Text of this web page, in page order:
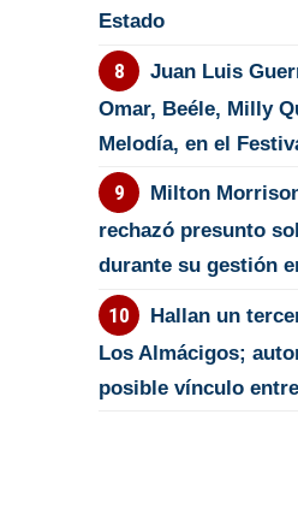
Estado
Juan Luis
Omar, Beéle, Milly
Melodía, en el
Milton
rechazó presunto
durante su gestión
Hallan un
Los Almácigos;
posible vínculo